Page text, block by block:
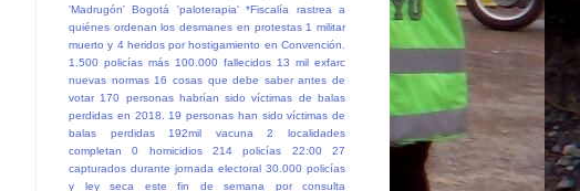
'Madrugón' Bogotá
'paloterapia' *Fiscalía rastrea a
quiénes ordenan los desmanes en protestas 1 militar
muerto y 4 heridos por hostigamiento en Convención.
1.500 policías más 100.000 fallecidos 13 mil exfarc
nuevas normas 16 cosas que debe saber antes de
votar 170 personas habrían sido víctimas de balas
perdidas en 2018. 19 personas han sido víctimas de
balas perdidas
192mil vacuna
2 localidades
completan 0 homicidios
214 policías 22:00
27
capturados durante jornada electoral 30.000 policías
y ley seca este fin de semana por consulta